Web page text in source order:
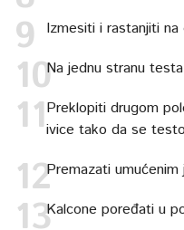
Izmesiti i rastanjiti
Na jednu stranu
Preklopiti drugom
ivice tako da se
Premazati
Kalcone poređati u